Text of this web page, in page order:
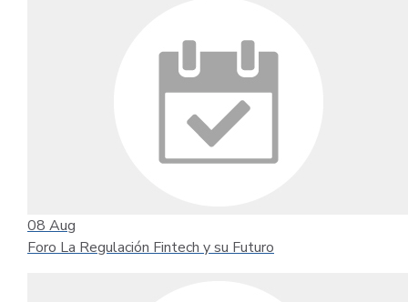
08 Aug
Foro La Regulación Fintech y su Futuro